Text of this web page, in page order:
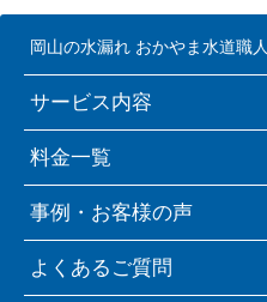
岡山の水漏れ おかやま水道職人
サービス内容
料金一覧
事例・お客様の声
よくあるご質問